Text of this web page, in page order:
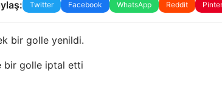
Twitter Facebook WhatsApp Reddit
bir golle yenildi.